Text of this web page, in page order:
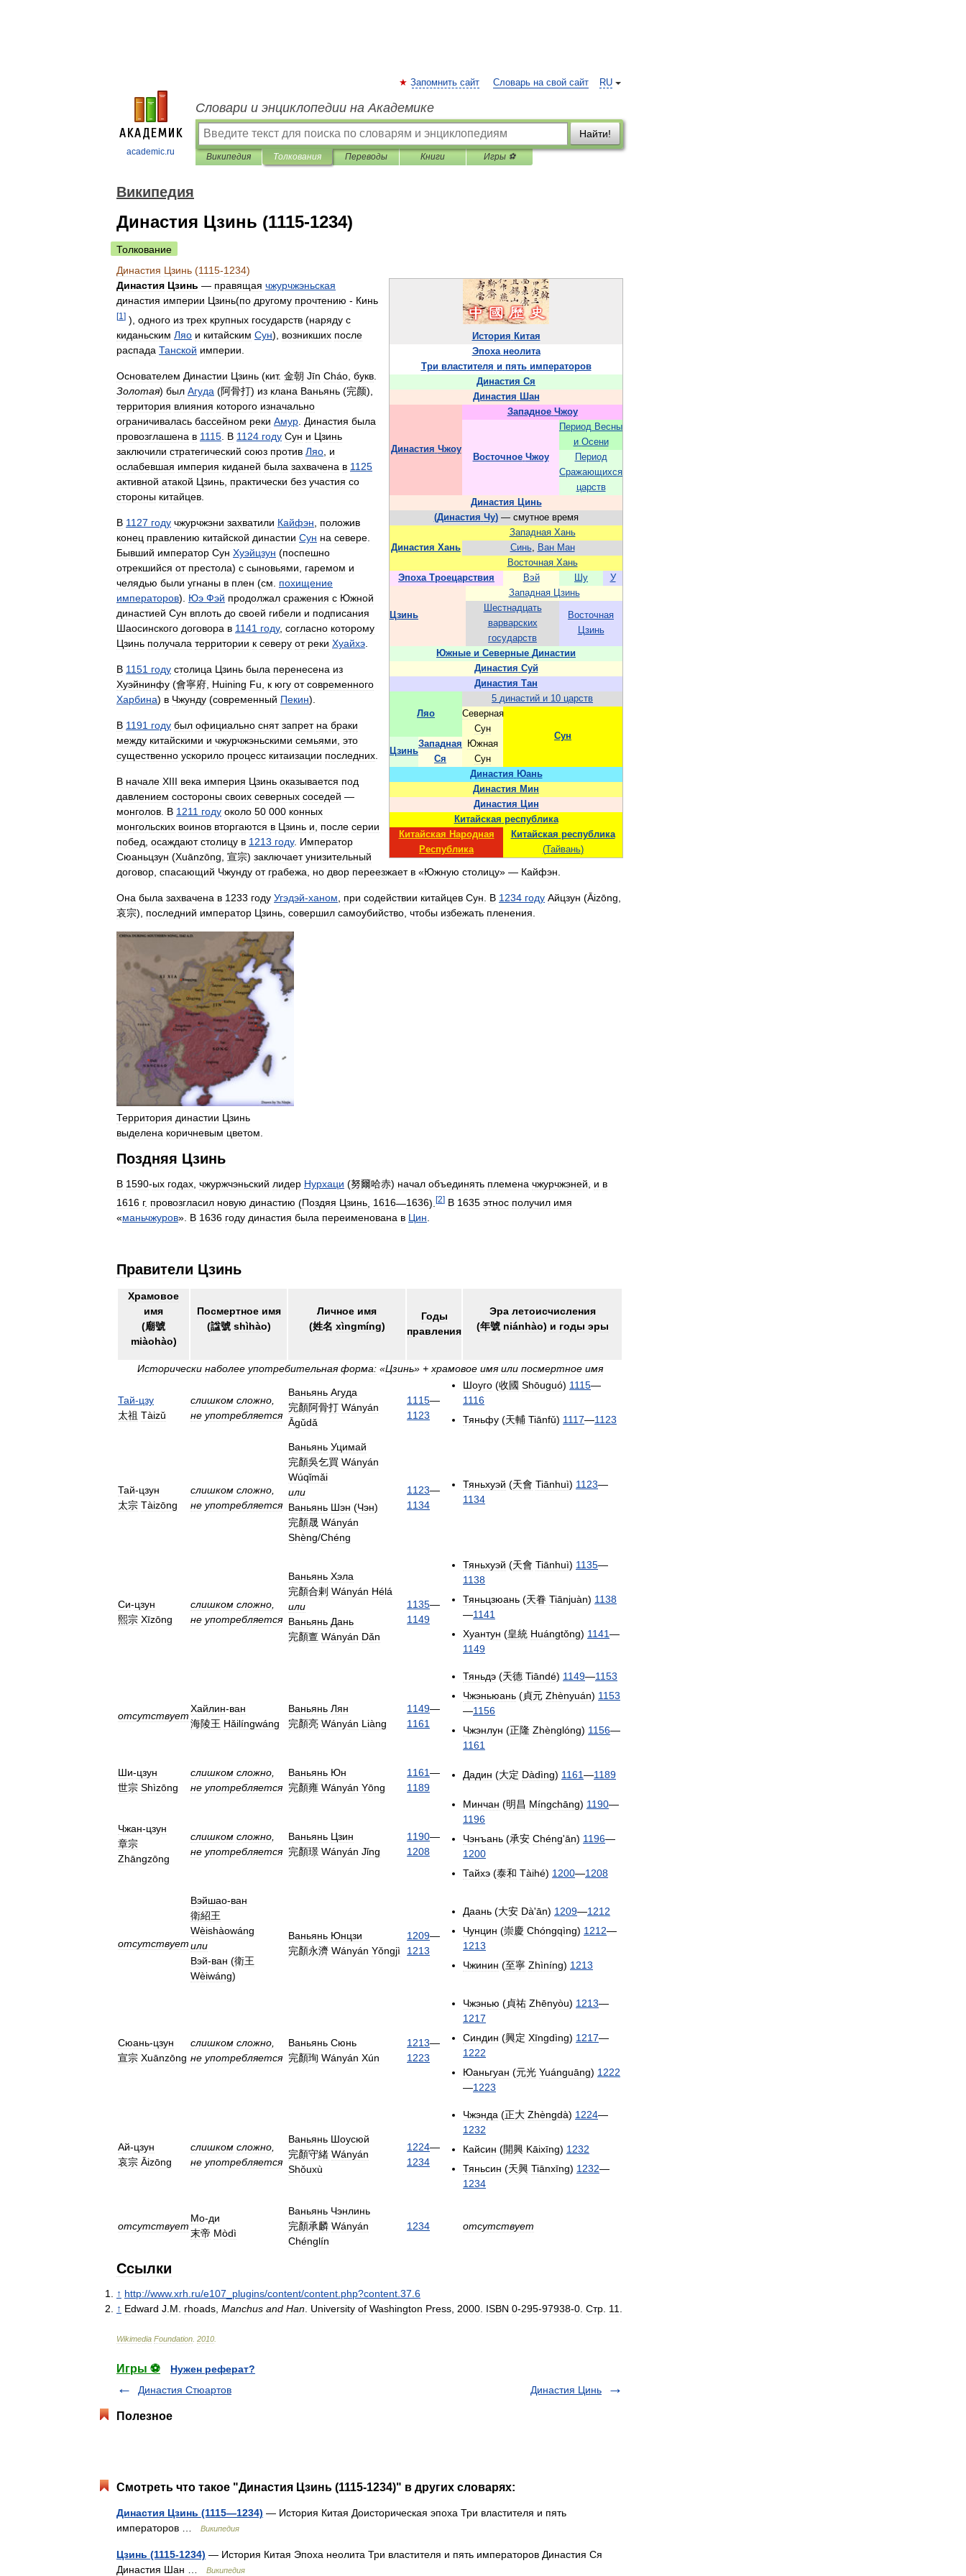
academic.ru
RU
Запомнить сайт Словарь на свой сайт
Словари и энциклопедии на Академике
Найти!
Википедия Толкования Переводы Книги Игры ⚽
Википедия
Династия Цзинь (1115-1234)
Толкование
Династия Цзинь (1115-1234)
История Китая
Эпоха неолита
Три властителя и пять императоров
Династия Ся
Династия Шан
Династия Чжоу
Западное Чжоу
Восточное Чжоу
Период Весны
и Осени
Период
Сражающихся
царств
Династия Цинь
(Династия Чу)— смутное время
Династия Хань
Западная Хань
Синь, Ван Ман
Восточная Хань
Эпоха Троецарствия Вэй Шу У
Цзинь
Западная Цзинь
Шестнадцать
варварских
государств
Восточная
Цзинь
Южные и Северные Династии
Династия Суй
Династия Тан
Ляо
5 династий и 10 царств
Северная
Сун
Сун
Цзинь
Западная
Ся
Южная
Сун
Династия Юань
Династия Мин
Династия Цин
Китайская республика
Китайская Народная
Республика
Китайская республика
(Тайвань)
Династия Цзинь — правящая чжурчжэньская
династия империи Цзинь(по другому прочтению - Кинь
[1 ] ), одного из трех крупных государств (наряду с
киданьским Ляо и китайским Сун), возникших после
распада Танской империи
Основателем Династии Цзинь (кит. 金朝 Jīn Cháo букв
Золотая) был Агуда (阿骨打) из клана Ваньянь (完颜),
территория влияния которого изначально
ограничивалась бассейном реки Амур Династия была
провозглашена в 1115 В 1124 году Сун и Цзинь
заключили стратегический союз против Ляо и
ослабевшая империя киданей была захвачена в 1125
активной атакой Цзинь практически без участия со
стороны китайцев
В 1127 году чжурчжэни захватили Кайфэн
положив
конец правлению китайской династии Сун на севере
Бывший император Сун Хуэйцзун (поспешно
отрекшийся от престола) с сыновьями гаремом и
челядью были угнаны в плен (см
похищение
императоров). Юэ Фэй продолжал сражения с Южной
династией Сун вплоть до своей гибели и подписания
Шаосинского договора в 1141 году, согласно которому
Цзинь получала территории к северу от реки Хуайхэ
В 1151 году столица Цзинь была перенесена из
Хуэйнинфу (會寧府 Huining Fu к югу от современного
Харбина) в Чжунду (современный Пекин).
В 1191 году был официально снят запрет на браки
между китайскими и чжурчжэньскими семьями это
существенно ускорило процесс китаизации последних
В начале XIII века империя Цзинь оказывается под
давлением состороны своих северных соседей —
монголов В 1211 году около 50 000 конных
монгольских воинов вторгаются в Цзинь и после серии
побед осаждают столицу в 1213 году. Император
Сюаньцзун (Xuānzōng 宣宗) заключает унизительный
договор спасающий Чжунду от грабежа но двор переезжает в «Южную столицу» — Кайфэн
Она была захвачена в 1233 году Угэдэй-ханом при содействии китайцев Сун В 1234 году Айцзун (Āizōng
哀宗), последний император Цзинь совершил самоубийство чтобы избежать пленения
Территория династии Цзинь
выделена коричневым цветом
Поздняя Цзинь
В 1590-ых годах чжуржчэньский лидер Нурхаци (努爾哈赤) начал объединять племена чжурчжэней и в
1616 г. провозгласил новую династию (Поздяя Цзинь 1616—1636). [2] В 1635 этнос получил имя
«маньчжуров». В 1636 году династия была переименована в Цин.
Правители Цзинь
Храмовое
имя
(廟號
miàohào)
Посмертное имя
(諡號 shìhào)
Личное имя
(姓名 xìngmíng)
Годы
правления
Эра летоисчисления
(年號 niánhào) и годы эры
Исторически наболее употребительная форма:«Цзинь» +храмовое имя или посмертное имя
Тай-цзу
太祖 Tàizǔ
слишком сложно,
не употребляется
Ваньянь Агуда
完顏阿骨打 Wányán
Āgǔdǎ
1115—
1123
Шоуго (收國 Shōuguó) 1115—
1116
Тяньфу (天輔 Tiānfǔ) 1117—1123
Тай-цзун
太宗 Tàizōng
слишком сложно,
не употребляется
Ваньянь Уцимай
完顏吳乞買 Wányán
Wúqǐmǎi
или
Ваньянь Шэн (Чэн)
完顏晟 Wányán
Shèng/Chéng
1123—
1134
Тяньхуэй (天會 Tiānhuì) 1123—
1134
Си-цзун
熙宗 Xīzōng
слишком сложно,
не употребляется
Ваньянь Хэла
完顏合剌 Wányán Hélá
или
Ваньянь Дань
完顏亶 Wányán Dǎn
1135—
1149
Тяньхуэй (天會 Tiānhuì) 1135—
1138
Тяньцзюань (天眷 Tiānjuàn) 1138
—1141
Хуантун (皇統 Huángtǒng) 1141—
1149
отсутствует
Хайлин-ван
海陵王 Hǎilíngwáng
Ваньянь Лян
完顏亮 Wányán Liàng
1149—
1161
Тяньдэ (天德 Tiāndé) 1149—1153
Чжэньюань (貞元 Zhènyuán) 1153
—1156
Чжэнлун (正隆 Zhènglóng) 1156—
1161
Ши-цзун
世宗 Shìzōng
слишком сложно,
не употребляется
Ваньянь Юн
完顏雍 Wányán Yōng
1161—
1189
Дадин (大定 Dàdìng) 1161—1189
Чжан-цзун
章宗
Zhāngzōng
слишком сложно,
не употребляется
Ваньянь Цзин
完顏璟 Wányán Jǐng
1190—
1208
Минчан (明昌 Míngchāng) 1190—
1196
Чэнъань (承安 Chéng'ān) 1196—
1200
Тайхэ (泰和 Tàihé) 1200—1208
отсутствует
Вэйшао-ван
衛紹王
Wèishàowáng
или
Вэй-ван (衛王
Wèiwáng)
Ваньянь Юнцзи
完顏永濟 Wányán Yǒngjì
1209—
1213
Даань (大安 Dà'ān) 1209—1212
Чунцин (崇慶 Chóngqìng) 1212—
1213
Чжинин (至寧 Zhìníng) 1213
Сюань-цзун
宣宗 Xuānzōng
слишком сложно,
не употребляется
Ваньянь Сюнь
完顏珣 Wányán Xún
1213—
1223
Чжэнью (貞祐 Zhēnyòu) 1213—
1217
Синдин (興定 Xīngdìng) 1217—
1222
Юаньгуан (元光 Yuánguāng) 1222
—1223
Ай-цзун
哀宗 Āizōng
слишком сложно,
не употребляется
Ваньянь Шоусюй
完顏守緒 Wányán
Shǒuxù
1224—
1234
Чжэнда (正大 Zhèngdà) 1224—
1232
Кайсин (開興 Kāixīng) 1232
Тяньсин (天興 Tiānxīng) 1232—
1234
отсутствует
Мо-ди
末帝 Mòdì
Ваньянь Чэнлинь
完顏承麟 Wányán
Chénglín
1234 отсутствует
Ссылки
↑ http://www.xrh.ru/e107 plugins/content/content.php?content.37.6
↑ Edward J.M. rhoads, Manchus and Han. University of Washington Press, 2000. ISBN 0-295-97938-0. Стр. 11.
Wikimedia Foundation 2010
Игры ⚽
Нужен реферат?
Династия Стюартов
Династия Цинь
Полезное
Смотреть что такое "Династия Цзинь (1115-1234)" в других словарях:
Династия Цзинь (1115—1234) — История Китая Доисторическая эпоха Три властителя и пять
императоров …
Википедия
Цзинь (1115-1234) — История Китая Эпоха неолита Три властителя и пять императоров Династия Ся
Династия Шан …
Википедия